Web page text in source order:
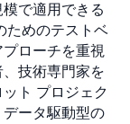
で適用できる
ためのテストベ
ローチを重視
技術専門家を
ト プロジェク
データ駆動型の